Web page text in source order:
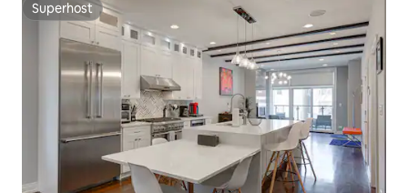
Superhost
Superhost